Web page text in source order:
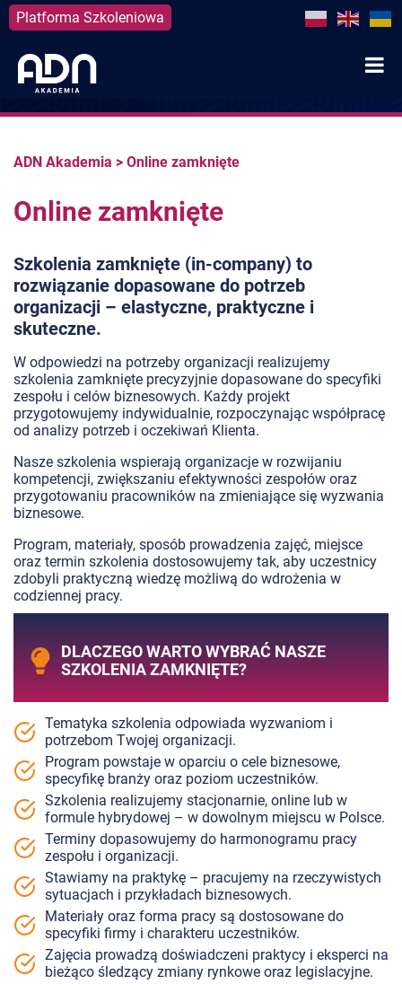
Platforma Szkoleniowa
content
ADN Akademia > Online zamknięte
Online zamknięte
Szkolenia zamknięte (in-company) to
rozwiązanie dopasowane do potrzeb
organizacji – elastyczne, praktyczne i
skuteczne.
W odpowiedzi na potrzeby organizacji realizujemy
szkolenia zamknięte precyzyjnie dopasowane do specyfiki
zespołu i celów biznesowych. Każdy projekt
przygotowujemy indywidualnie, rozpoczynając współpracę
od analizy potrzeb i oczekiwań Klienta.
Nasze szkolenia wspierają organizacje w rozwijaniu
kompetencji, zwiększaniu efektywności zespołów oraz
przygotowaniu pracowników na zmieniające się wyzwania
biznesowe.
Program, materiały, sposób prowadzenia zajęć, miejsce
oraz termin szkolenia dostosowujemy tak, aby uczestnicy
zdobyli praktyczną wiedzę możliwą do wdrożenia w
codziennej pracy.
DLACZEGO WARTO WYBRAĆ NASZE
SZKOLENIA ZAMKNIĘTE?
Tematyka szkolenia odpowiada wyzwaniom i
potrzebom Twojej organizacji.
Program powstaje w oparciu o cele biznesowe,
specyfikę branży oraz poziom uczestników.
Szkolenia realizujemy stacjonarnie, online lub w
formule hybrydowej – w dowolnym miejscu w Polsce.
Terminy dopasowujemy do harmonogramu pracy
zespołu i organizacji.
Stawiamy na praktykę – pracujemy na rzeczywistych
sytuacjach i przykładach biznesowych.
Materiały oraz forma pracy są dostosowane do
specyfiki firmy i charakteru uczestników.
Zajęcia prowadzą doświadczeni praktycy i eksperci na
bieżąco śledzący zmiany rynkowe oraz legislacyjne.